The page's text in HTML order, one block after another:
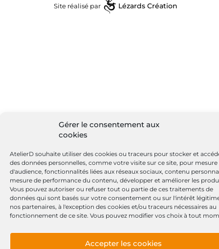
Gérer le consentement aux
cookies
AtelierD souhaite utiliser des cookies ou traceurs pour stocker et
des données personnelles, comme votre visite sur ce site, pour mesure
d'audience, fonctionnalités liées aux réseaux sociaux, contenu
mesure de performance du contenu, développer et améliorer les
Vous pouvez autoriser ou refuser tout ou partie de ces traitements de
données qui sont basés sur votre consentement ou sur l'intérêt
nos partenaires, à l'exception des cookies et/ou traceurs nécessaires au
fonctionnement de ce site. Vous pouvez modifier vos choix à tout
Accepter les cookies
Site réalisé par Lézards Création